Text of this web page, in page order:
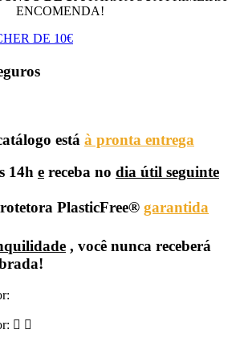
ENCOMENDA!
DE 10€
está à pronta entrega
14h e receba no dia útil seguinte
PlasticFree® garantida
, você nunca receberá
 